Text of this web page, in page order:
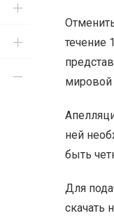
течение
мировой
ней
быть
Для
скачать